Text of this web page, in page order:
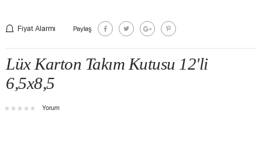
Fiyat Alarmı Paylaş
Lüx Karton Takım Kutusu 12'li
6,5x8,5
Yorum